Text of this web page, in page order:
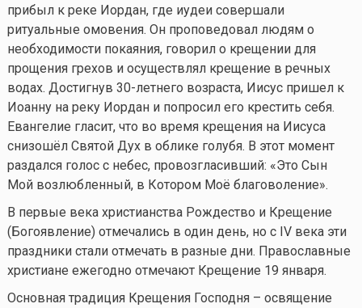
прибыл к реке Иордан, где иудеи совершали
ритуальные омовения. Он проповедовал людям о
необходимости покаяния, говорил о крещении для
прощения грехов и осуществлял крещение в речных
водах. Достигнув 30-летнего возраста, Иисус пришел к
Иоанну на реку Иордан и попросил его крестить себя.
Евангелие гласит, что во время крещения на Иисуса
снизошёл Святой Дух в облике голубя. В этот момент
раздался голос с небес, провозгласивший: «Это Сын
Мой возлюбленный, в Котором Моё благоволение».
В первые века христианства Рождество и Крещение
(Богоявление) отмечались в один день, но с IV века эти
праздники стали отмечать в разные дни. Православные
христиане ежегодно отмечают Крещение 19 января.
Основная традиция Крещения Господня – освящение